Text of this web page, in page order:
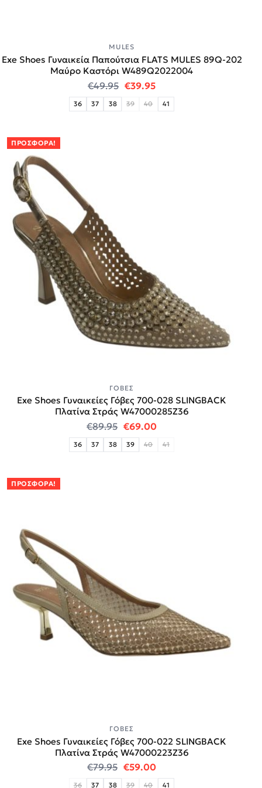
MULES
Exe Shoes Γυναικεία Παπούτσια FLATS MULES 89Q-202
Μαύρο Καστόρι W489Q2022004
€49.95 Original price was: €49.95.
€39.95Η τρέχουσα τιμή
36 37 38 39 40 41
ΠΡΟΣΦΟΡΆ!
ΓΌΒΕΣ
Exe Shoes Γυναικείες Γόβες 700-028 SLINGBACK
Πλατίνα Στράς W47000285Z36
€89.95 Original price was: €89.95.
€69.00Η τρέχουσα τιμή
36 37 38 39 40 41
ΠΡΟΣΦΟΡΆ!
ΓΌΒΕΣ
Exe Shoes Γυναικείες Γόβες 700-022 SLINGBACK
Πλατίνα Στράς W47000223Z36
€79.95 Original price was: €79.95.
€59.00Η τρέχουσα τιμή
36 37 38 39 40 41